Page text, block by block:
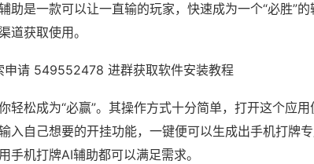
助是一款可以让一直输的玩家，快速成为一个“必胜”
道获取使用。
申请 549552478 进群获取软件安装教程
轻松成为“必赢”。其操作方式十分简单，打开这个应
入自己想要的开挂功能，一键便可以生成出手机打牌
手机打牌AI辅助都可以满足需求。